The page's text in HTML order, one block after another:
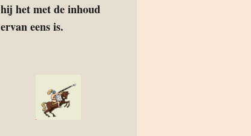
hij het met de inhoud
ervan eens is.